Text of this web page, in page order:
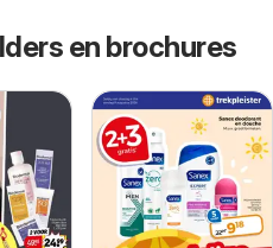
en brochures